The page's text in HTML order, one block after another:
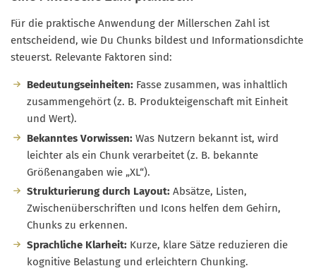
Für die praktische Anwendung der Millerschen Zahl ist
entscheidend, wie Du Chunks bildest und Informationsdichte
steuerst. Relevante Faktoren sind:
Bedeutungseinheiten: Fasse zusammen, was inhaltlich
zusammengehört (z. B. Produkteigenschaft mit Einheit
und Wert).
Bekanntes Vorwissen: Was Nutzern bekannt ist, wird
leichter als ein Chunk verarbeitet (z. B. bekannte
Größenangaben wie „XL“).
Strukturierung durch Layout: Absätze, Listen,
Zwischenüberschriften und Icons helfen dem Gehirn,
Chunks zu erkennen.
Sprachliche Klarheit: Kurze, klare Sätze reduzieren die
kognitive Belastung und erleichtern Chunking.